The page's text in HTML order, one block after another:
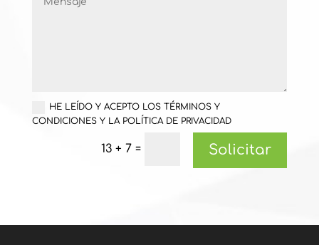
HE LEÍDO Y ACEPTO LOS TÉRMINOS Y
CONDICIONES Y LA POLÍTICA DE PRIVACIDAD
13 + 7 = Solicitar